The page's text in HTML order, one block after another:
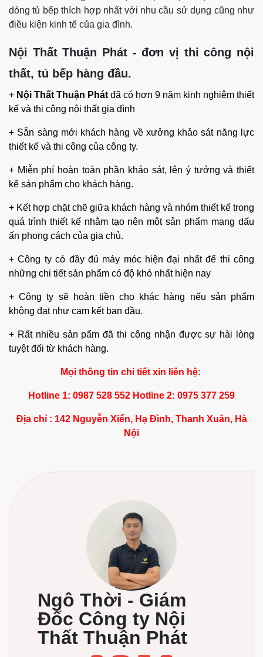
dòng tủ bếp thích hợp nhất với nhu cầu sử dụng cũng như
điều kiện kinh tế của gia đình.
Nội Thất Thuận Phát - đơn vị thi công nội
thất, tủ bếp hàng đầu.
+ Nội Thất Thuận Phát đã có hơn 9 năm kinh nghiệm thiết
kế và thi công nội thất gia đình
+ Sẵn sàng mới khách hàng về xưởng khảo sát năng lực
thiết kế và thi công của công ty.
+ Miễn phí hoàn toàn phần khảo sát, lên ý tưởng và thiết
kế sản phẩm cho khách hàng.
+ Kết hợp chặt chẽ giữa khách hàng và nhóm thiết kế trong
quá trình thiết kế nhằm tạo nên một sản phẩm mang dấu
ấn phong cách của gia chủ.
+ Công ty có đầy đủ máy móc hiện đại nhất để thi công
những chi tiết sản phẩm có độ khó nhất hiện nay
+ Công ty sẽ hoàn tiền cho khác hàng nếu sản phẩm
không đạt như cam kết ban đầu.
+ Rất nhiều sản pẩm đã thi công nhận được sự hài lòng
tuyệt đối từ khách hàng.
Mọi thông tin chi tiết xin liên hệ:
Hotline 1: 0987 528 552 Hotline 2: 0975 377 259
Địa chỉ : 142 Nguyễn Xiển, Hạ Đình, Thanh Xuân, Hà
Nội
Ngô Thời - Giám
Đốc Công ty Nội
Thất Thuận Phát